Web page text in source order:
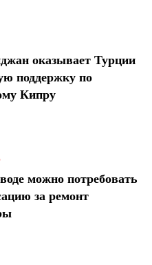
оказывает Турции
поддержку по
Кипру
можно потребовать
за ремонт